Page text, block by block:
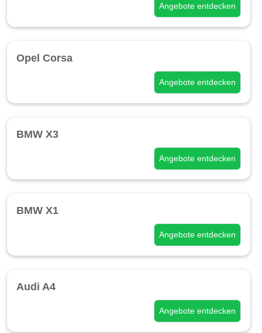
Angebote entdecken
Opel Corsa
Angebote entdecken
BMW X3
Angebote entdecken
BMW X1
Angebote entdecken
Audi A4
Angebote entdecken